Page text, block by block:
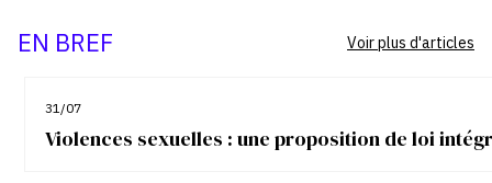
EN BREF
31/07
Violences sexuelles : une proposition de loi
Voir plus d'articles